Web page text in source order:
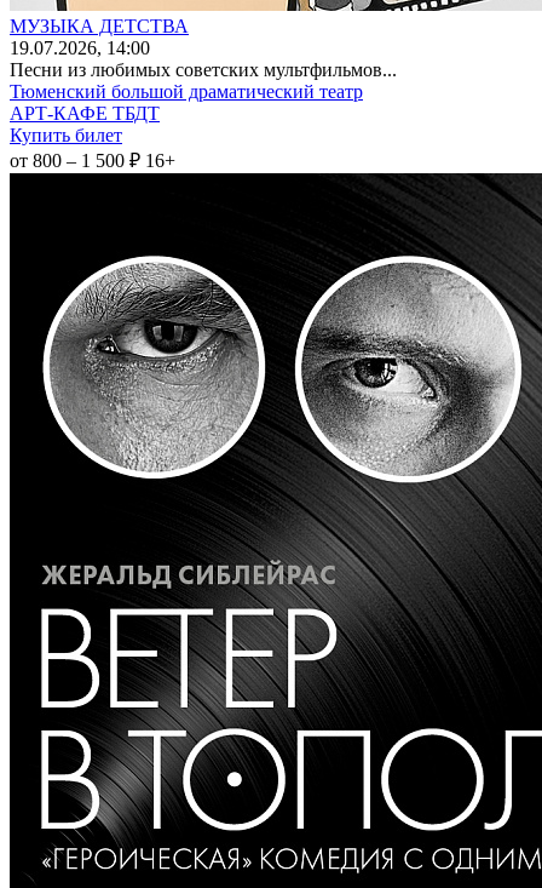
МУЗЫКА ДЕТСТВА
19.07.2026, 14:00
Песни из любимых советских мультфильмов...
Тюменский большой драматический театр
АРТ-КАФЕ ТБДТ
Купить билет
от 800 – 1 500 ₽ 16+